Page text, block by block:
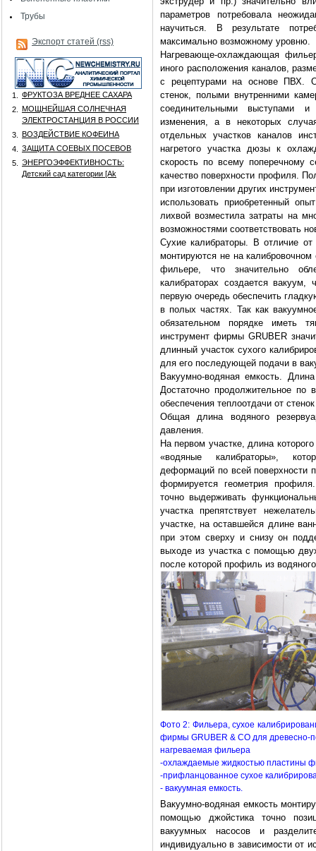
Трубы
Экспорт статей (rss)
1.
ФРУКТОЗА ВРЕДНЕЕ САХАРА
2.
МОЩНЕЙШАЯ СОЛНЕЧНАЯ
ЭЛЕКТРОСТАНЦИЯ В РОССИИ
3.
ВОЗДЕЙСТВИЕ КОФЕИНА
4.
ЗАЩИТА СОЕВЫХ ПОСЕВОВ
5.
ЭНЕРГОЭФФЕКТИВНОСТЬ:
Детский сад категории [Аk
параметров потребовала
научиться. В результате
максимально возможному уровню.
Нагревающе-охлаждающая
иного расположения каналов,
с рецептурами на основе ПВХ.
стенок, полыми внутренними
соединительными выступами и
изменения, а в некоторых
отдельных участков каналов
нагретого участка дюзы к
скорость по всему поперечному
качество поверхности профиля.
при изготовлении других
использовать приобретенный
лихвой возместила затраты на
возможностями соответствовать
Сухие калибраторы. В отличие
монтируются не на
фильере, что значительно
калибраторах создается
первую очередь обеспечить
в полых частях. Так как
обязательном порядке иметь
инструмент фирмы GRUBER
длинный участок сухого
для его последующей подачи в
Вакуумно-водяная емкость.
Достаточно продолжительное
обеспечения теплоотдачи от
Общая длина водяного
давления.
На первом участке, длина
«водяные калибраторы»,
деформаций по всей поверхности
формируется геометрия
точно выдерживать
участка препятствует
участке, на оставшейся длине
при этом сверху и снизу он
выходе из участка с помощью
после которой профиль из
Фото 2: Фильера, сухое
фирмы GRUBER & CO для древесно-
нагреваемая фильера
-охлаждаемые жидкостью пластины
-прифланцованное сухое
- вакуумная емкость.
Вакуумно-водяная емкость
помощью джойстика точно
вакуумных насосов и
индивидуально в зависимости от